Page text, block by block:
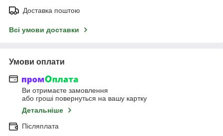
Доставка поштою
Всі умови доставки
Умови оплати
Ви отримаєте замовлення
або гроші повернуться на вашу картку
Детальніше
Післяплата